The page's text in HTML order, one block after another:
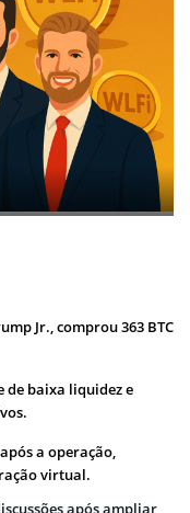
Jr., comprou 363 BTC
de baixa liquidez e
a operação,
virtual.
após ampliar